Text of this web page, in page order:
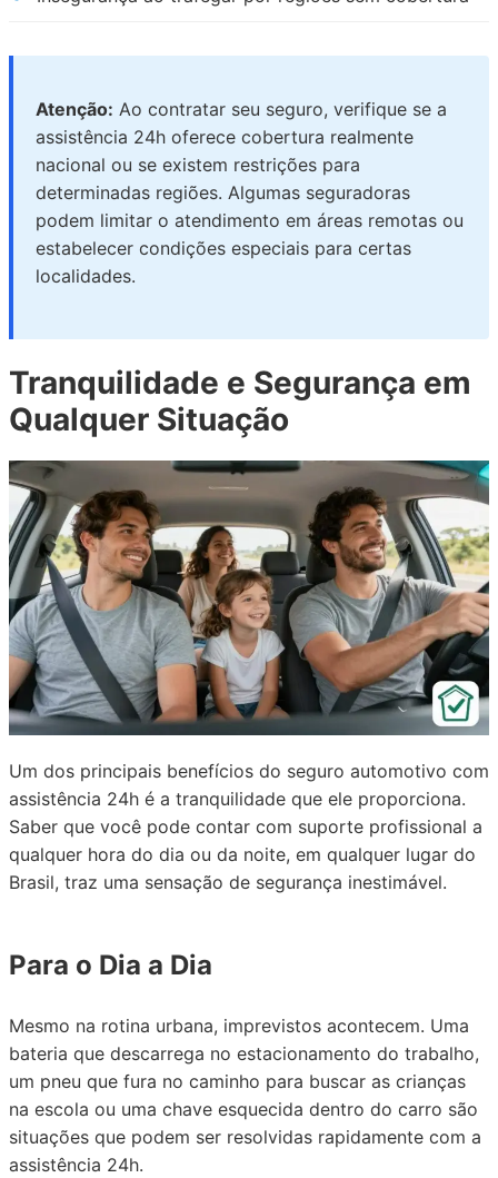
Atenção: Ao contratar seu seguro, verifique se a
assistência 24h oferece cobertura realmente
nacional ou se existem restrições para
determinadas regiões. Algumas seguradoras
podem limitar o atendimento em áreas remotas ou
estabelecer condições especiais para certas
localidades.
Tranquilidade e Segurança em
Qualquer Situação
Um dos principais benefícios do seguro automotivo com
assistência 24h é a tranquilidade que ele proporciona.
Saber que você pode contar com suporte profissional a
qualquer hora do dia ou da noite, em qualquer lugar do
Brasil, traz uma sensação de segurança inestimável.
Para o Dia a Dia
Mesmo na rotina urbana, imprevistos acontecem. Uma
bateria que descarrega no estacionamento do trabalho,
um pneu que fura no caminho para buscar as crianças
na escola ou uma chave esquecida dentro do carro são
situações que podem ser resolvidas rapidamente com a
assistência 24h.